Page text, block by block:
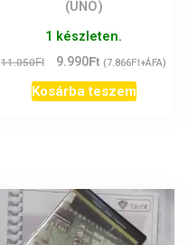
(UNO)
1 készleten.
11.050Ft
Original
price
was:
9.990Ft Current
price
is:
(7.866Ft+ÁFA)
Kosárba teszem